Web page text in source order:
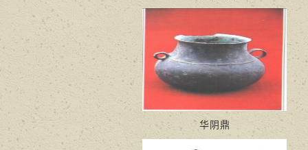
华阴鼎